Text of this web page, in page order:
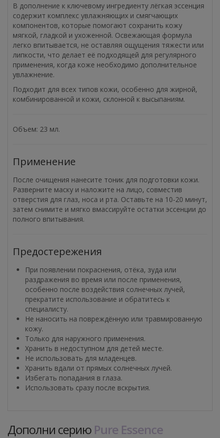
В дополнение к ключевому ингредиенту лёгкая эссенция
содержит комплекс увлажняющих и смягчающих
компонентов, которые помогают сохранить кожу
мягкой, гладкой и ухоженной. Освежающая формула
легко впитывается, не оставляя ощущения тяжести или
липкости, что делает её подходящей для регулярного
применения, когда коже необходимо дополнительное
увлажнение.
Подходит для всех типов кожи, особенно для жирной,
комбинированной и кожи, склонной к высыпаниям.
Объем: 23 мл.
Применение
После очищения нанесите тоник для подготовки кожи.
Разверните маску и наложите на лицо, совместив
отверстия для глаз, носа и рта. Оставьте на 10-20 минут,
затем снимите и мягко вмассируйте остатки эссенции до
полного впитывания.
Предостережения
При появлении покраснения, отёка, зуда или
раздражения во время или после применения,
особенно после воздействия солнечных лучей,
прекратите использование и обратитесь к
специалисту.
Не наносить на повреждённую или травмированную
кожу.
Только для наружного применения.
Хранить в недоступном для детей месте.
Не использовать для младенцев.
Хранить вдали от прямых солнечных лучей.
Избегать попадания в глаза.
Использовать сразу после вскрытия.
Дополни серию Pure Essence